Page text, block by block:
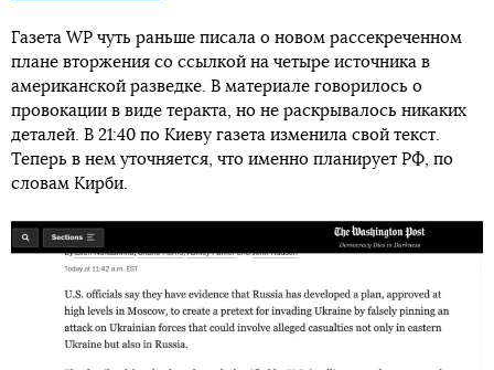
Газета WP чуть раньше писала о новом рассекреченном
плане вторжения со ссылкой на четыре источника в
американской разведке. В материале говорилось о
провокации в виде теракта, но не раскрывалось никаких
деталей. В 21:40 по Киеву газета изменила свой текст.
Теперь в нем уточняется, что именно планирует РФ, по
словам Кирби.